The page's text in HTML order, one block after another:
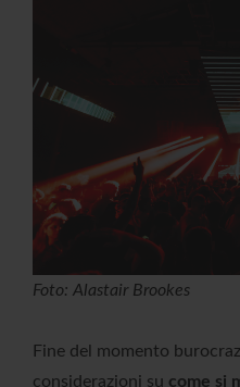
Foto: Alastair Brookes
Fine del momento
considerazioni su come si